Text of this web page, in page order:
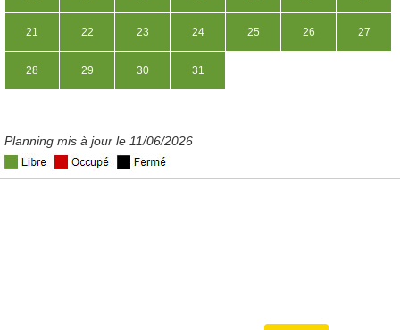
21 22 23 24 25 26 27
28 29 30 31
Planning mis à jour le 11/06/2026